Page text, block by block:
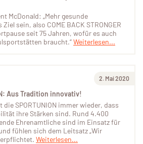
2. Mai 2020
Aus Tradition innovativ!
SPORTUNION immer wieder, dass
ihre Stärken sind. Rund 4.400
Ehrenamtliche sind im Einsatz für
fühlen sich dem Leitsatz „Wir
Weiterlesen...
McDonald: „Mehr gesunde
sein, also COME BACK STRONGER
seit 75 Jahren, wofür es auch
braucht.“Weiterlesen...